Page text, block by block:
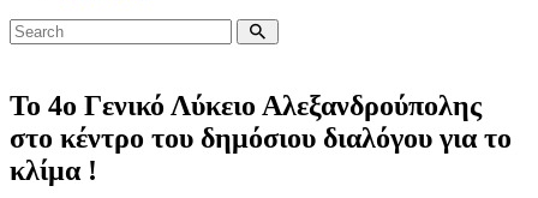
Το 4ο Γενικό Λύκειο Αλεξανδρούπολης
στο κέντρο του δημόσιου διαλόγου για το
κλίμα !